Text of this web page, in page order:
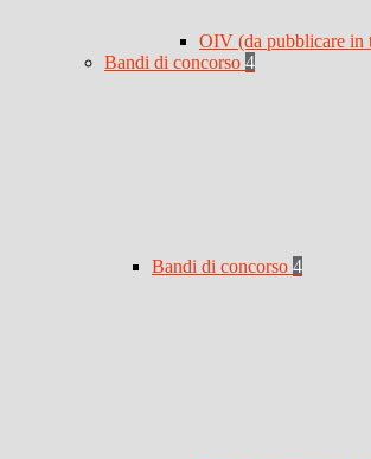
OIV (da pubblicare in
Bandi di concorso 4
Bandi di concorso 4